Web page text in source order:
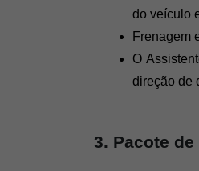
do veículo
Frenagem
O
direção de
3. Pacote